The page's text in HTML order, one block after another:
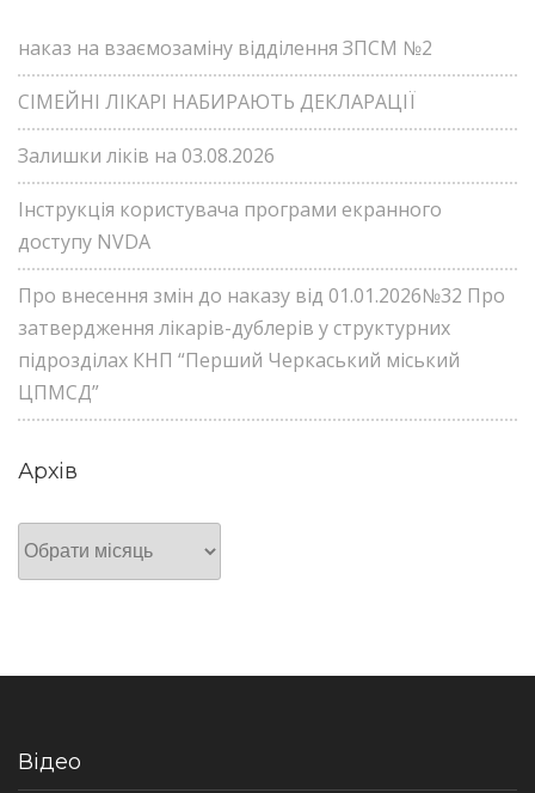
наказ на взаємозаміну відділення ЗПСМ №2
СІМЕЙНІ ЛІКАРІ НАБИРАЮТЬ ДЕКЛАРАЦІЇ
Залишки ліків на 03.08.2026
Інструкція користувача програми екранного
доступу NVDA
Про внесення змін до наказу від 01.01.2026№32 Про
затвердження лікарів-дублерів у структурних
підрозділах КНП “Перший Черкаський міський
ЦПМСД”
Архів
Архів
Відео